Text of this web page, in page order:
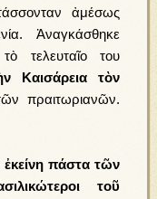
ἀμέσως
Ἀναγκάσθηκε
τελευταῖο του
Καισάρεια τὸν
πραιτωριανῶν.
πάστα τῶν
τοῦ